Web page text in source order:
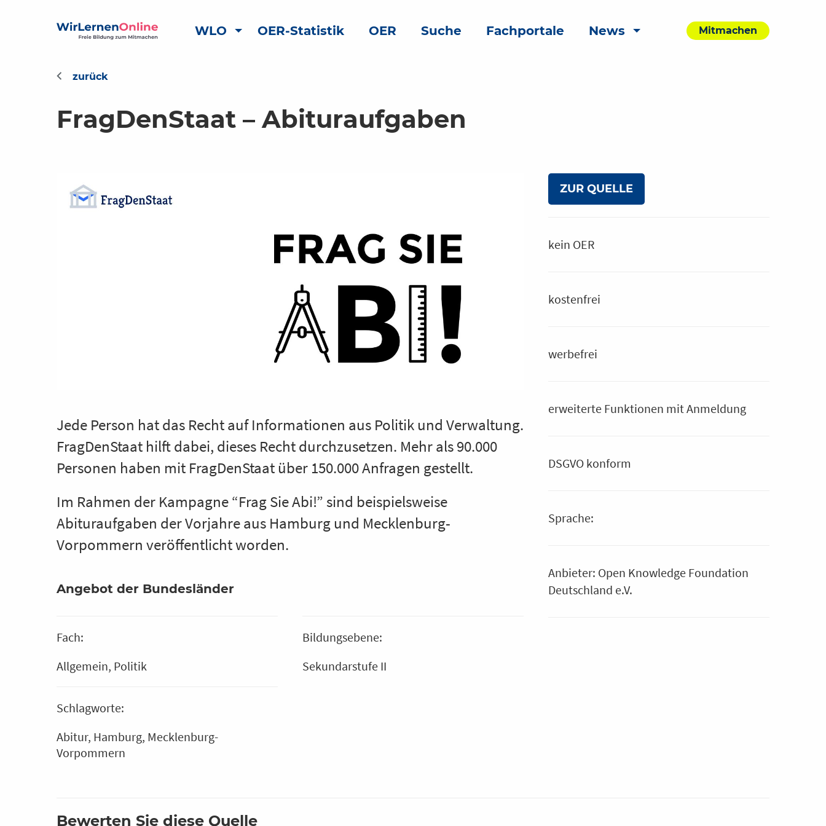
WLO OER-Statistik OER Suche Fachportale News Mitmachen
FragDenStaat – Abituraufgaben
Jede Person hat das Recht auf Informationen aus Politik und Verwaltung.
FragDenStaat hilft dabei, dieses Recht durchzusetzen. Mehr als 90.000
Personen haben mit FragDenStaat über 150.000 Anfragen gestellt.
Im Rahmen der Kampagne “Frag Sie Abi!” sind beispielsweise
Abituraufgaben der Vorjahre aus Hamburg und Mecklenburg-
Vorpommern veröffentlicht worden.
Angebot der Bundesländer
Fach:
Allgemein Politik
Bildungsebene:
Sekundarstufe II
Schlagworte:
Abitur Hamburg Mecklenburg-
Vorpommern
ZUR QUELLE
kein OER
kostenfrei
werbefrei
erweiterte Funktionen mit Anmeldung
DSGVO konform
Sprache:
Anbieter: Open Knowledge Foundation
Deutschland e.V.
Bewerten Sie diese Quelle